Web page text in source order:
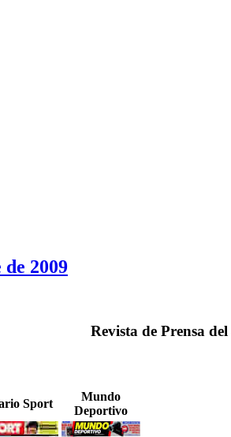
2009
Revista de Prensa del
Sport
Mundo
Deportivo